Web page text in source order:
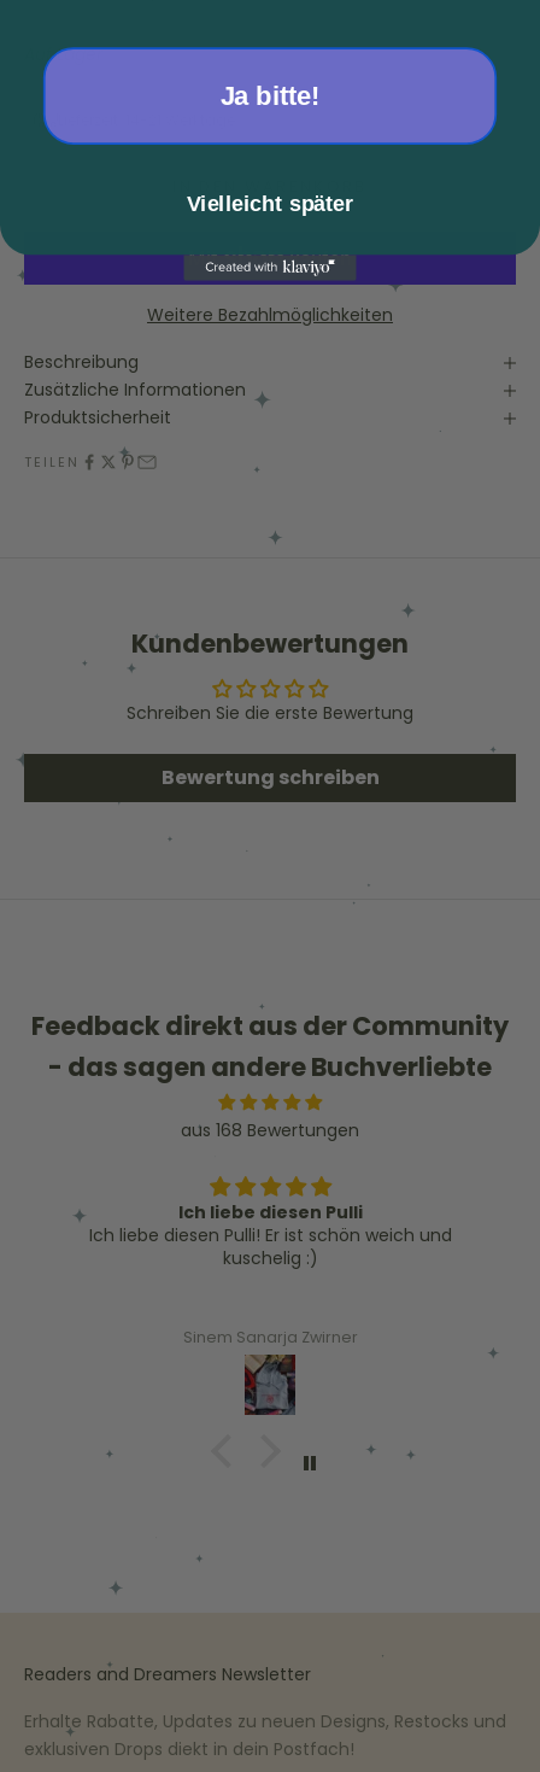
Auf Lager
Weitere Bezahlmöglichkeiten
Beschreibung
Zusätzliche Informationen
Produktsicherheit
TEILEN
Kundenbewertungen
Schreiben Sie die erste Bewertung
Bewertung schreiben
Feedback direkt aus der Community
- das sagen andere Buchverliebte
aus 168 Bewertungen
Ich liebe diesen Pulli
Ich liebe diesen Pulli! Er ist schön weich und
kuschelig :)
Sinem Sanarja Zwirner
Readers and Dreamers Newsletter
Erhalte Rabatte, Updates zu neuen Designs, Restocks und
exklusiven Drops diekt in dein Postfach!
Ja bitte!
Vielleicht später